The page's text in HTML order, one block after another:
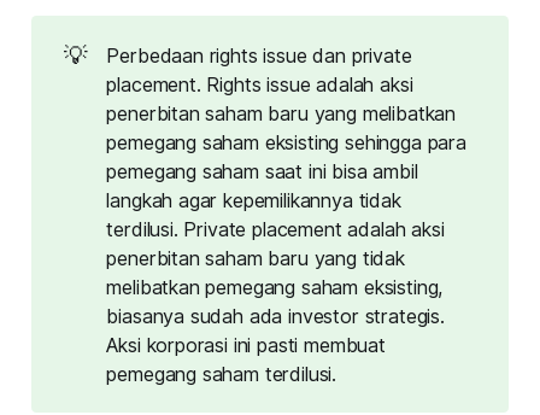
💡
Perbedaan rights issue dan private
placement. Rights issue adalah aksi
penerbitan saham baru yang melibatkan
pemegang saham eksisting sehingga para
pemegang saham saat ini bisa ambil
langkah agar kepemilikannya tidak
terdilusi. Private placement adalah aksi
penerbitan saham baru yang tidak
melibatkan pemegang saham eksisting,
biasanya sudah ada investor strategis.
Aksi korporasi ini pasti membuat
pemegang saham terdilusi.